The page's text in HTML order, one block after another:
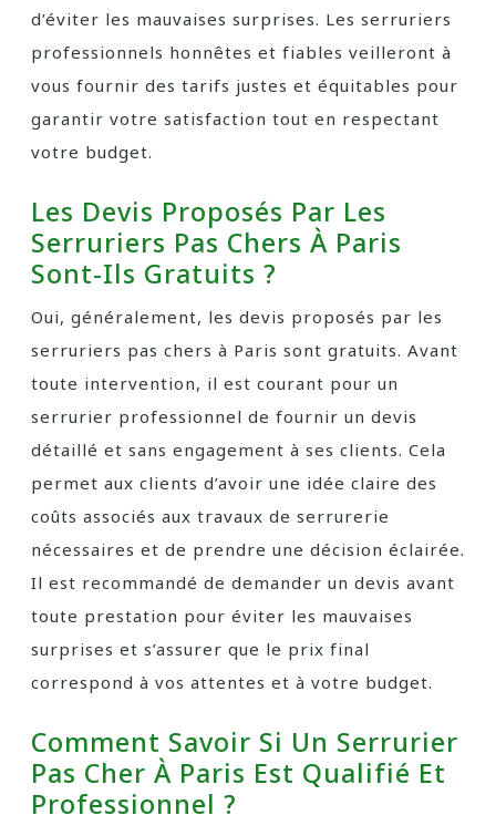
d’éviter les mauvaises surprises. Les serruriers
professionnels honnêtes et fiables veilleront à
vous fournir des tarifs justes et équitables pour
garantir votre satisfaction tout en respectant
votre budget.
Les Devis Proposés Par Les
Serruriers Pas Chers À Paris
Sont-Ils Gratuits ?
Oui, généralement, les devis proposés par les
serruriers pas chers à Paris sont gratuits. Avant
toute intervention, il est courant pour un
serrurier professionnel de fournir un devis
détaillé et sans engagement à ses clients. Cela
permet aux clients d’avoir une idée claire des
coûts associés aux travaux de serrurerie
nécessaires et de prendre une décision éclairée.
Il est recommandé de demander un devis avant
toute prestation pour éviter les mauvaises
surprises et s’assurer que le prix final
correspond à vos attentes et à votre budget.
Comment Savoir Si Un Serrurier
Pas Cher À Paris Est Qualifié Et
Professionnel ?